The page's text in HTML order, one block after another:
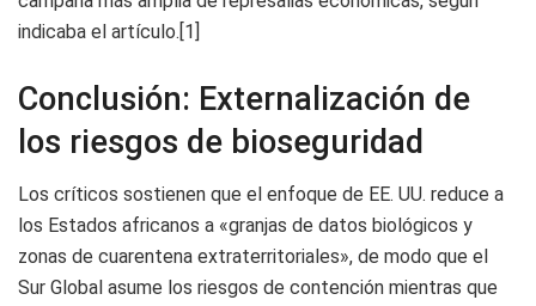
indicaba el artículo.[1]
Conclusión: Externalización de
los riesgos de bioseguridad
Los críticos sostienen que el enfoque de EE. UU. reduce a
los Estados africanos a «granjas de datos biológicos y
zonas de cuarentena extraterritoriales», de modo que el
Sur Global asume los riesgos de contención mientras que